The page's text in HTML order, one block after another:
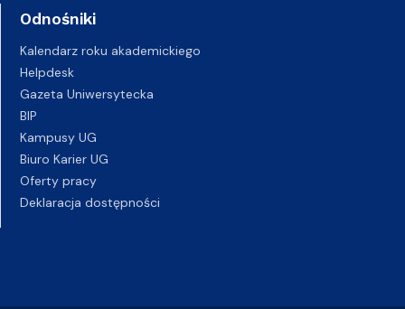
Odnośniki
Kalendarz roku akademickiego
Helpdesk
Gazeta Uniwersytecka
BIP
Kampusy UG
Biuro Karier UG
Oferty pracy
Deklaracja dostępności